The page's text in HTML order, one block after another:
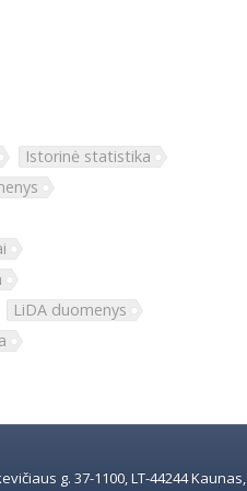
Istorinė statistika
LiDA duomenys
g. 37-1100, LT-44244